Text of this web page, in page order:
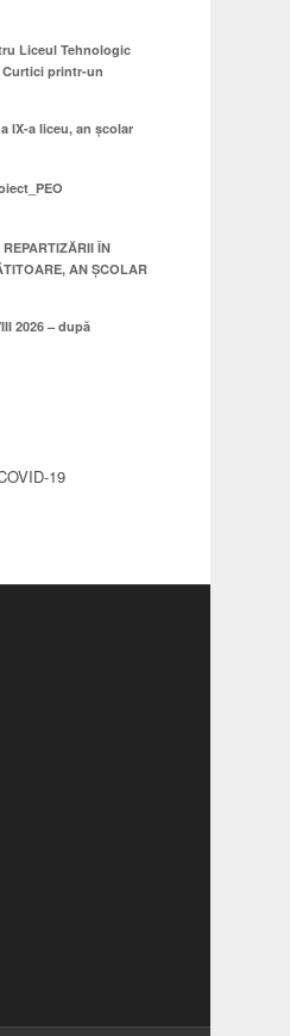
Liceul Tehnologic
Curtici printr-un
IX-a liceu, an școlar
ÎN
AN ȘCOLAR
2026 – după
19